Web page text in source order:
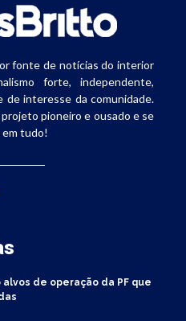
fonte de notícias do interior
forte, independente,
de interesse da comunidade.
pioneiro e ousado e se
tudo!
alvos de operação da PF que